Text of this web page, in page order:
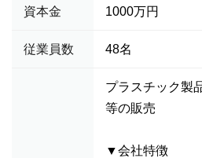
資本金 1000万円
従業員数 48名
プラスチック製
等の販売
▼会社特徴